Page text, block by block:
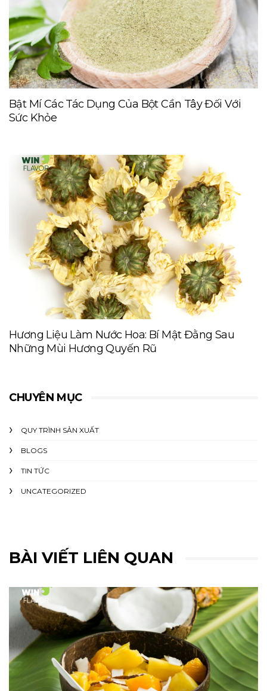
Bật Mí Các Tác Dụng Của Bột Cần Tây Đối Với
Sức Khỏe
Hương Liệu Làm Nước Hoa: Bí Mật Đằng Sau
Những Mùi Hương Quyến Rũ
CHUYÊN MỤC
QUY TRÌNH SẢN XUẤT
BLOGS
TIN TỨC
UNCATEGORIZED
BÀI VIẾT LIÊN QUAN